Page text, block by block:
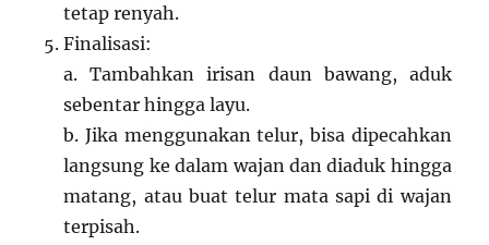
tetap renyah.
Finalisasi:
a. Tambahkan irisan daun bawang, aduk
sebentar hingga layu.
b. Jika menggunakan telur, bisa dipecahkan
langsung ke dalam wajan dan diaduk hingga
matang, atau buat telur mata sapi di wajan
terpisah.